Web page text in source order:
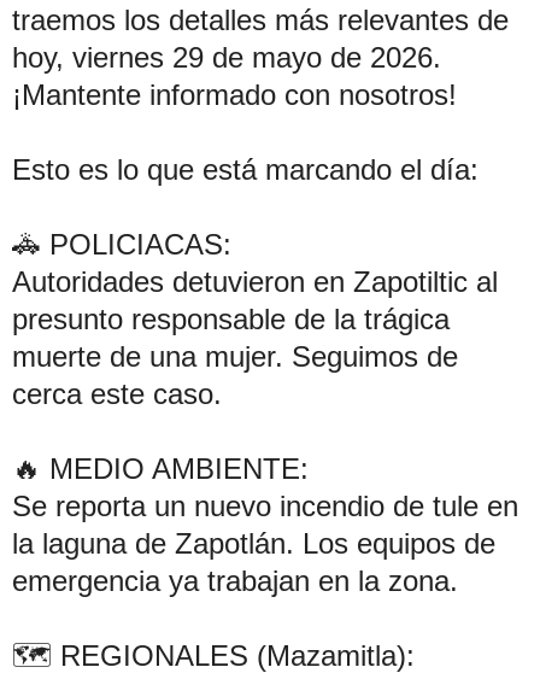
traemos los detalles más relevantes de
hoy, viernes 29 de mayo de 2026.
¡Mantente informado con nosotros!
Esto es lo que está marcando el día:
🚓 POLICIACAS:
Autoridades detuvieron en Zapotiltic al
presunto responsable de la trágica
muerte de una mujer. Seguimos de
cerca este caso.
🔥 MEDIO AMBIENTE:
Se reporta un nuevo incendio de tule en
la laguna de Zapotlán. Los equipos de
emergencia ya trabajan en la zona.
🗺️ REGIONALES (Mazamitla):